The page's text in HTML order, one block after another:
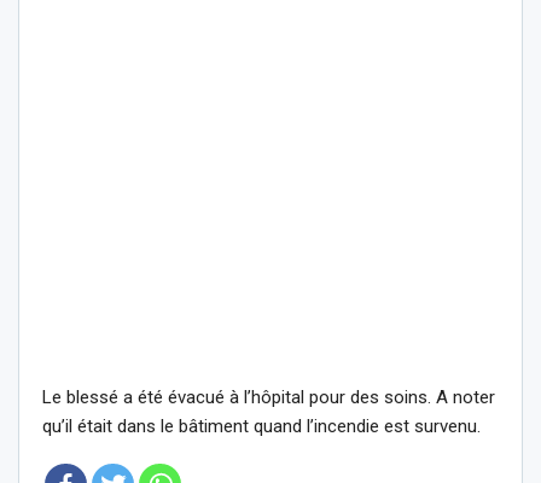
Le blessé a été évacué à l’hôpital pour des soins. A noter
qu’il était dans le bâtiment quand l’incendie est survenu.